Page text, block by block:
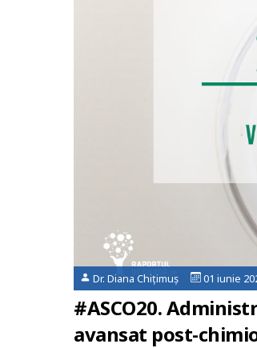
Dr. Diana Chițimuș 01 iunie
#ASCO20.
avansat post-